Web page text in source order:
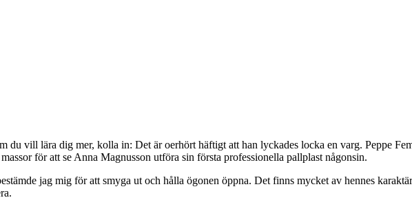
du vill lära dig mer, kolla in: Det är oerhört häftigt att han lyckades locka en varg. Peppe
för att se Anna Magnusson utföra sin första professionella pallplast någonsin.
jag mig för att smyga ut och hålla ögonen öppna. Det finns mycket av hennes